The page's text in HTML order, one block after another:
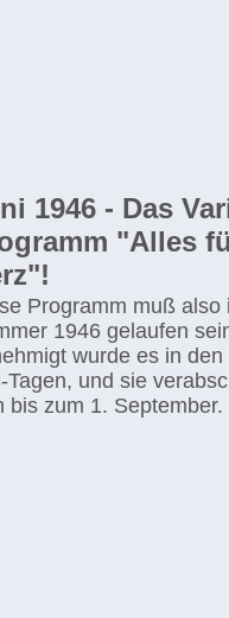
1946 - Das
"Alles
Programm muß also
1946 gelaufen
wurde es in den
Tagen, und sie
bis zum 1. September.